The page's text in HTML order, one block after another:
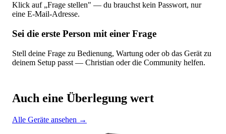
Klick auf „Frage stellen" — du brauchst kein Passwort, nur
eine E-Mail-Adresse.
Sei die erste Person mit einer Frage
Stell deine Frage zu Bedienung, Wartung oder ob das Gerät zu
deinem Setup passt — Christian oder die Community helfen.
Auch eine Überlegung wert
Alle Geräte ansehen →